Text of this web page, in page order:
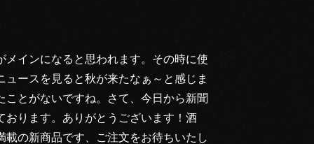
インになると思われます。その時に使
ースを見ると秋が来たなぁ～と感じま
とがないですね。さて、今日から新聞
ります。ありがとうございます！酒
の新商品です、ご注文をお待ちいたし